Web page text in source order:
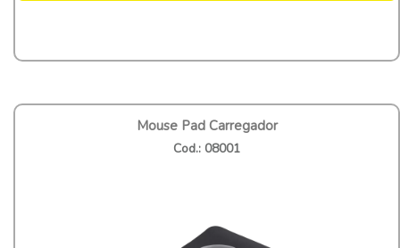
Mouse Pad Carregador
Cod.: 08001